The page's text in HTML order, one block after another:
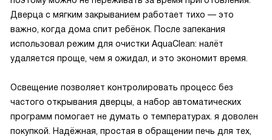
Дверца с мягким закрыванием работает тихо — это
важно, когда дома спит ребёнок. После запекания
использовал режим для очистки AquaClean: налёт
удаляется проще, чем я ожидал, и это экономит время.
Освещение позволяет контролировать процесс без
частого открывания дверцы, а набор автоматических
программ помогает не думать о температурах. я доволен
покупкой. Надёжная, простая в обращении печь для тех,